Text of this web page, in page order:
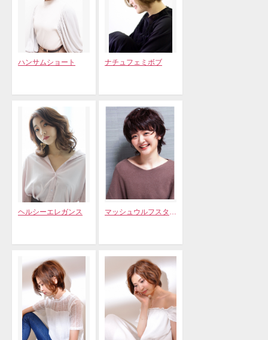
ハンサムショート ナチュフェミボブ
ヘルシーエレガンス マッシュウルフスタイル